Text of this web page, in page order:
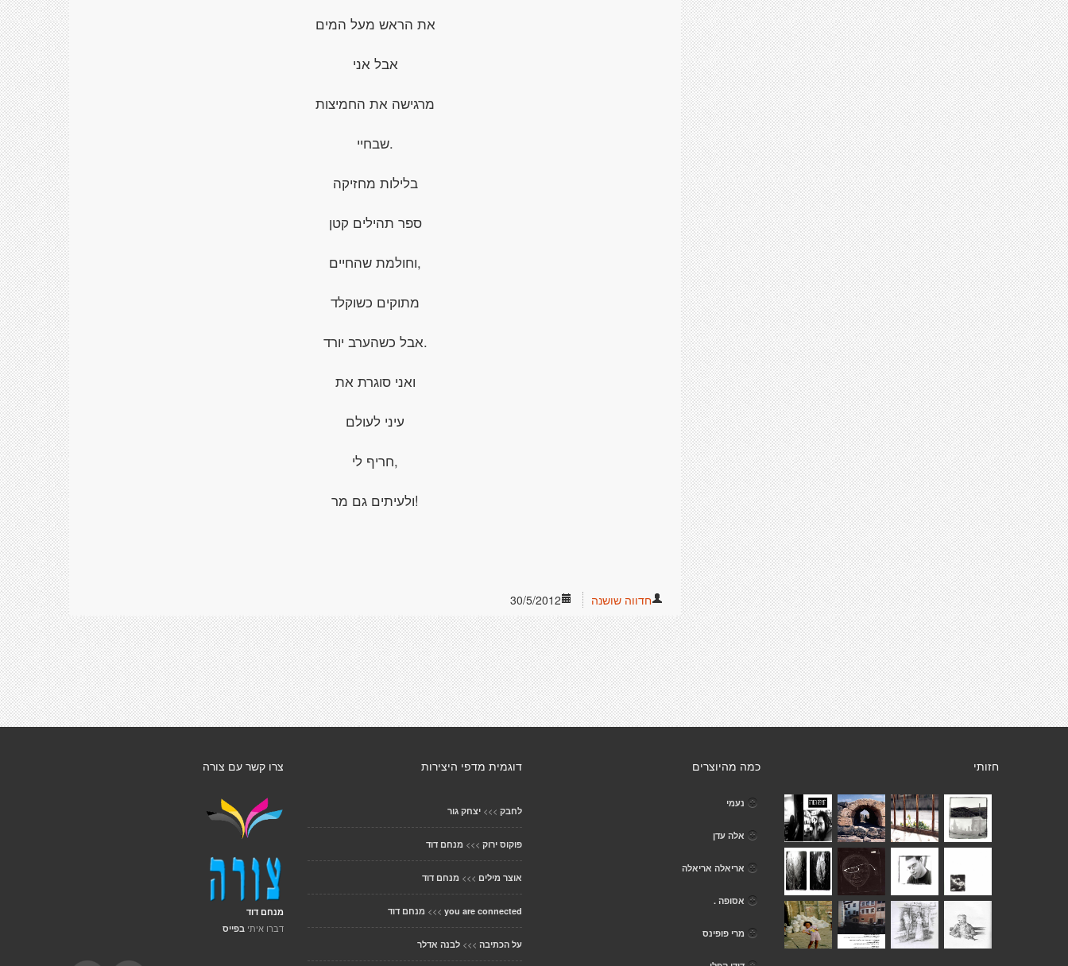
את הראש מעל המים
אבל אני
מרגישה את החמיצות
.שבחיי
בלילות מחזיקה
ספר תהילים קטן
,וחולמת שהחיים
מתוקים כשוקלד
.אבל כשהערב יורד
ואני סוגרת את
עיני לעולם
,חריף לי
!ולעיתים גם מר
30/5/2012 חדווה שושנה
צרו קשר עם צורה
מנחם דוד
דברו איתי בפייס
דוגמית מדפי היצירות
לחבק >>> יצחק גור
פוקוס ירוק >>> מנחם דוד
אוצר מילים >>> מנחם דוד
you are connected
>>> מנחם דוד
על הכתיבה >>> לבנה אדלר
כמה מהיוצרים
נעמי
אלה עדן
אריאלה אריאלה
אסופה .
מרי פופינס
חזותי